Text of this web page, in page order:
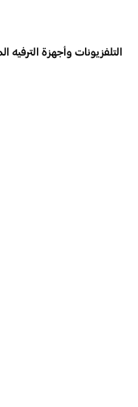
التلفزيونات وأجهزة الترفيه